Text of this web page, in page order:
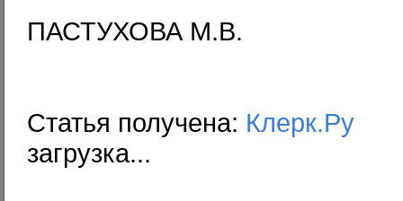
ПАСТУХОВА М.В.
Статья получена: Клерк.Ру
загрузка...